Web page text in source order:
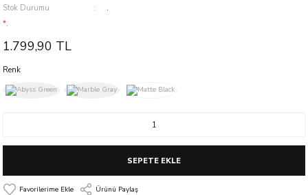
Stok Durumu
.
*.
1.799,90 TL
Renk
SEPETE EKLE
Ürünü Paylaş